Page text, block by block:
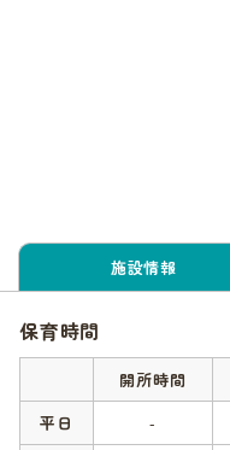
施設情報
保育時間
開所時間
平日
-